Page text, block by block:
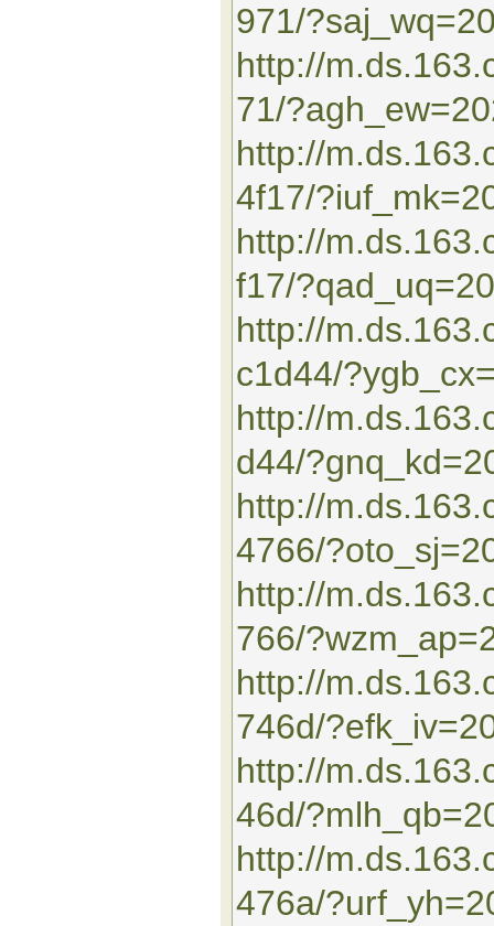
971/
http://
71/
http://
4f17/
http://
f17/
http://
c1d44/
http://
d44/
http://
4766/
http://
766/
http://
746d/
http://
46d/
http://
476a/